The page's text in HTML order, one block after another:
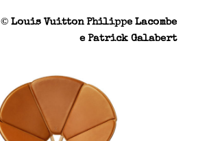
©Louis Vuitton Philippe Lacombe
e Patrick Galabert